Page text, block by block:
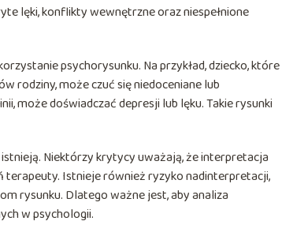
lęki, konflikty wewnętrzne oraz niespełnione
psychorysunku. Na przykład, dziecko, które
rodziny, może czuć się niedoceniane lub
może doświadczać depresji lub lęku. Takie rysunki
Niektórzy krytycy uważają, że interpretacja
Istnieje również ryzyko nadinterpretacji,
rysunku. Dlatego ważne jest, aby analiza
w psychologii.